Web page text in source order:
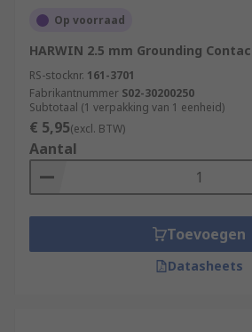
Op voorraad
HARWIN 2.5 mm Grounding
RS-stocknr. 161-3701
Fabrikantnummer S02-30200250
Subtotaal (1 verpakking van 1 eenheid)
€ 5,95(excl. BTW)
Aantal
Toevoegen
Datasheets